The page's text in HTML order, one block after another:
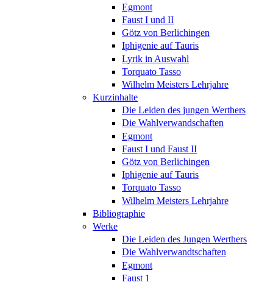
Egmont
Faust I und II
Götz von Berlichingen
Iphigenie auf Tauris
Lyrik in Auswahl
Torquato Tasso
Wilhelm Meisters Lehrjahre
Kurzinhalte
Die Leiden des jungen Werthers
Die Wahlverwandschaften
Egmont
Faust I und Faust II
Götz von Berlichingen
Iphigenie auf Tauris
Torquato Tasso
Wilhelm Meisters Lehrjahre
Bibliographie
Werke
Die Leiden des Jungen Werthers
Die Wahlverwandtschaften
Egmont
Faust 1